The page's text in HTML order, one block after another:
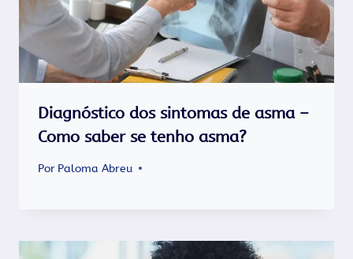
Diagnóstico dos sintomas de asma –
Como saber se tenho asma?
Por Paloma Abreu